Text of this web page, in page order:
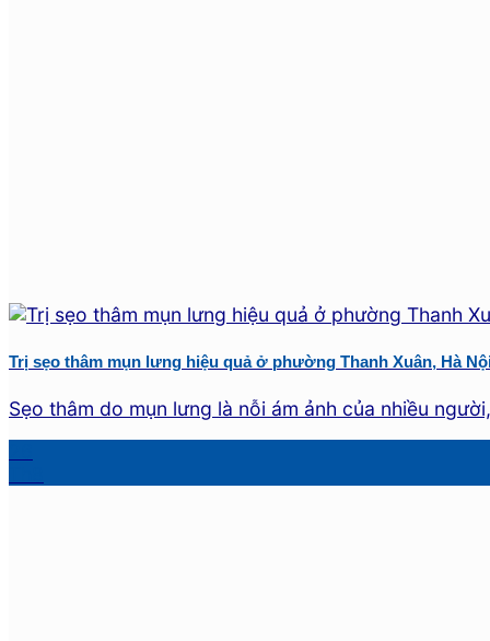
Trị sẹo thâm mụn lưng hiệu quả ở phường Thanh Xuân, Hà
Sẹo thâm do mụn lưng là nỗi ám ảnh của nhiều